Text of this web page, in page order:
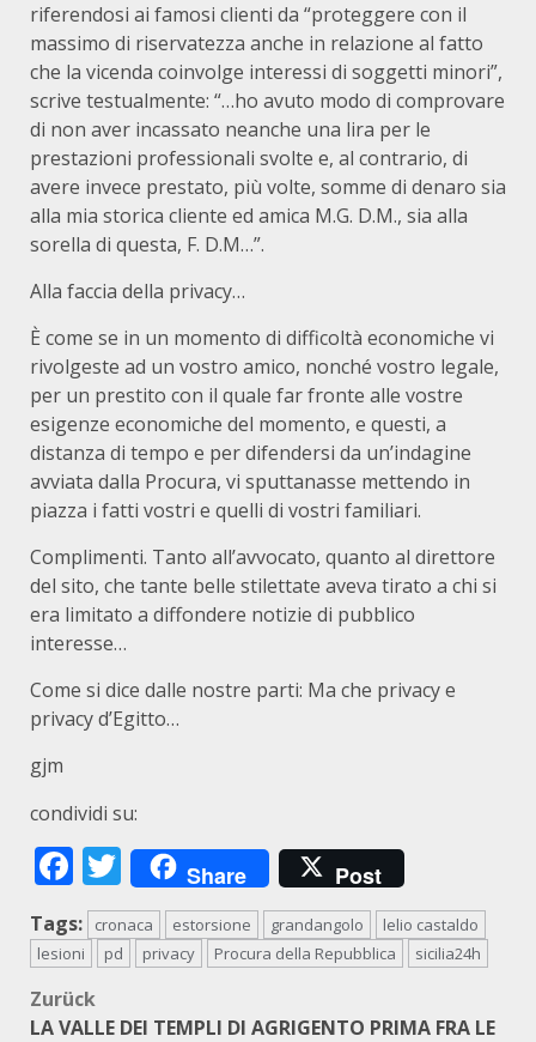
riferendosi ai famosi clienti da “proteggere con il
massimo di riservatezza anche in relazione al fatto
che la vicenda coinvolge interessi di soggetti minori”,
scrive testualmente: “…ho avuto modo di comprovare
di non aver incassato neanche una lira per le
prestazioni professionali svolte e, al contrario, di
avere invece prestato, più volte, somme di denaro sia
alla mia storica cliente ed amica M.G. D.M., sia alla
sorella di questa, F. D.M…”.
Alla faccia della privacy…
È come se in un momento di difficoltà economiche vi
rivolgeste ad un vostro amico, nonché vostro legale,
per un prestito con il quale far fronte alle vostre
esigenze economiche del momento, e questi, a
distanza di tempo e per difendersi da un’indagine
avviata dalla Procura, vi sputtanasse mettendo in
piazza i fatti vostri e quelli di vostri familiari.
Complimenti. Tanto all’avvocato, quanto al direttore
del sito, che tante belle stilettate aveva tirato a chi si
era limitato a diffondere notizie di pubblico
interesse…
Come si dice dalle nostre parti: Ma che privacy e
privacy d’Egitto…
gjm
condividi su:
Facebook
Twitter
Share Post
Tags: cronaca estorsione grandangolo
lelio castaldo
lesioni
pd privacy Procura della Repubblica sicilia24h
Beitragsnavigation
Zurück
LA VALLE DEI TEMPLI DI AGRIGENTO PRIMA FRA LE